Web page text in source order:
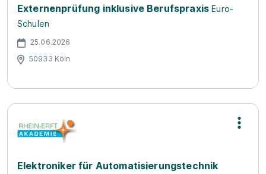
Externenprüfung inklusive Berufspraxis Euro-
Schulen
25.06.2026
50933 Köln
Elektroniker für Automatisierungstechnik